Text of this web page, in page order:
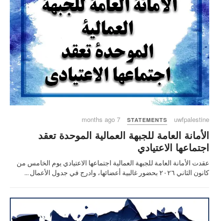
uwfpalestine
STATEMENTS
7 months ago
الأمانة العامة للجبهة العمالية الموحدة تعقد
اجتماعها الاعتيادي
عقدت الأمانة العامة للجبهة العمالية اجتماعها الاعتيادي يوم الخامس من
كانون الثاني ٢٠٢٦ بحضور غالبية أعضائها، وادرج في جدول الأعمال ...